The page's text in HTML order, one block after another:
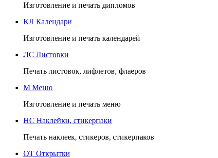
Изготовление и печать дипломов
КЛ Календари
Изготовление и печать календарей
ЛС Листовки
Печать листовок, лифлетов, флаеров
М Меню
Изготовление и печать меню
НС Наклейки, стикерпаки
Печать наклеек, стикеров, стикерпаков
ОТ Открытки